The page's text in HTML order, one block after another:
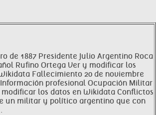
febrero de 1887 Presidente Julio Argentino Roca
español Rufino Ortega Ver y modificar los
Fallecimiento 20 de noviembre
profesional Ocupación Militar
los datos en Wikidata Conflictos
un militar y político argentino que con